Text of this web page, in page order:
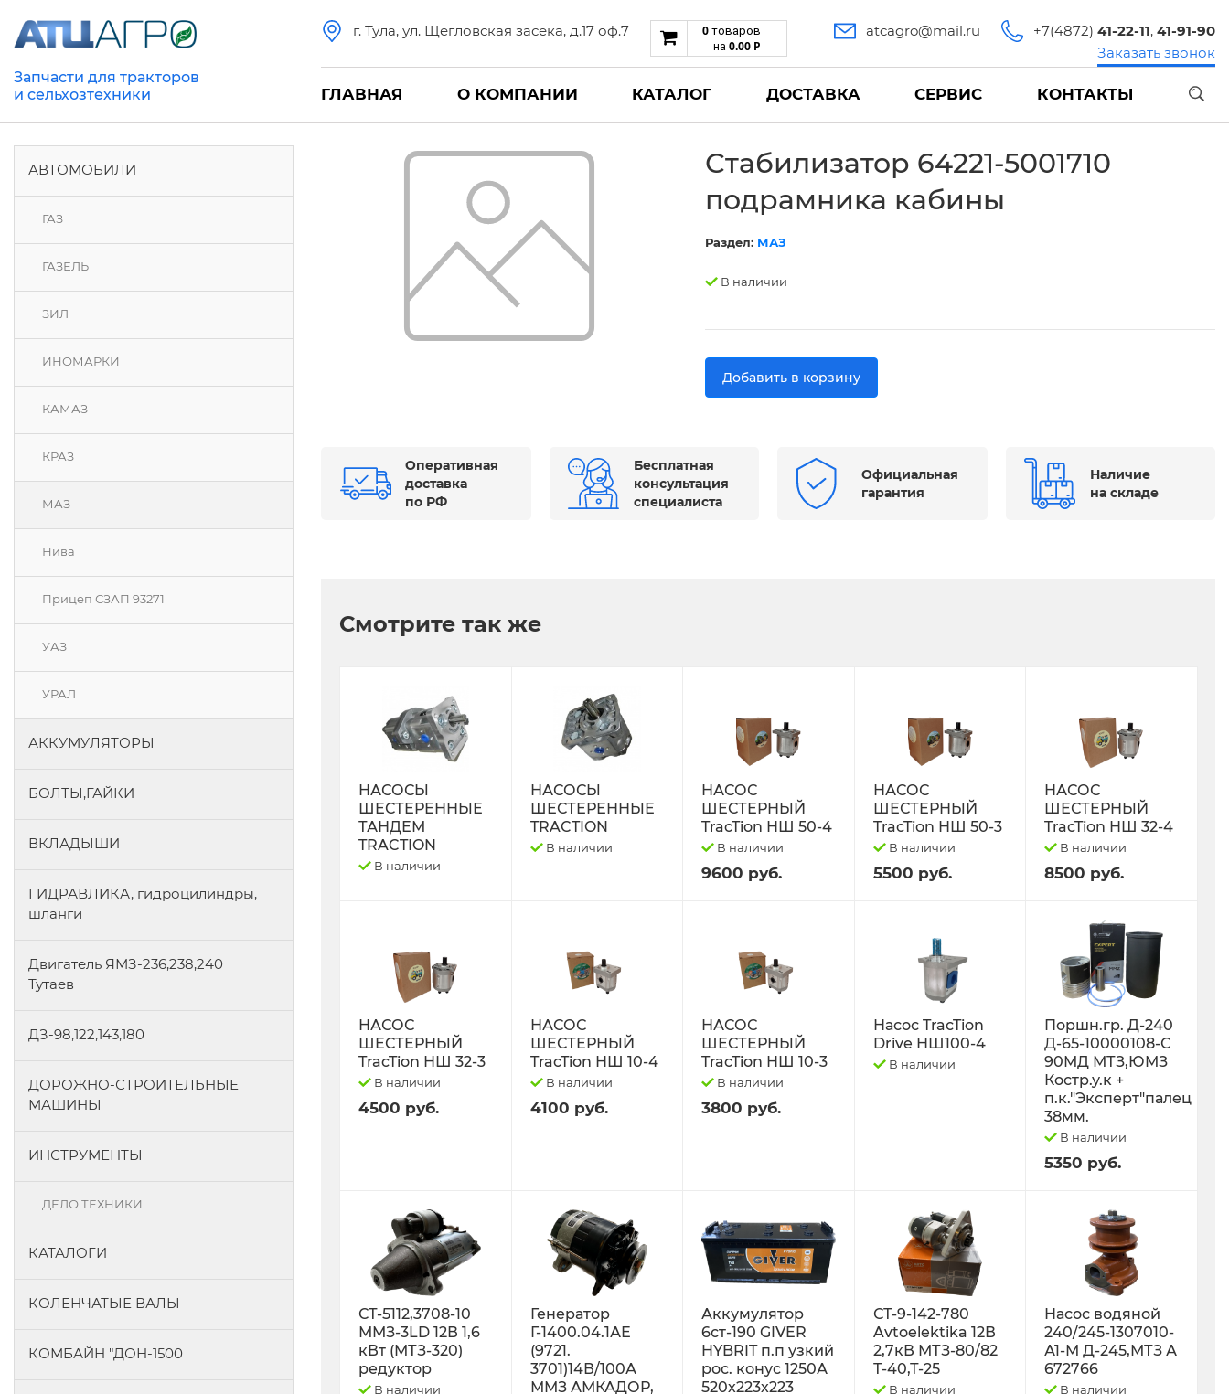
Запчасти для тракторов
и сельхозтехники
г. Тула, ул. Щегловская засека, д.17 оф.7 0 товаров
на 0.00 Р
atcagro@mail.ru +7(4872) 41-22-11, 41-91-90
Заказать звонок
ГЛАВНАЯ О КОМПАНИИ КАТАЛОГ ДОСТАВКА СЕРВИС КОНТАКТЫ
АВТОМОБИЛИ
ГАЗ
ГАЗЕЛЬ
ЗИЛ
ИНОМАРКИ
КАМАЗ
КРАЗ
МАЗ
Нива
Прицеп СЗАП 93271
УАЗ
УРАЛ
АККУМУЛЯТОРЫ
БОЛТЫ,ГАЙКИ
ВКЛАДЫШИ
ГИДРАВЛИКА, гидроцилиндры,
шланги
Двигатель ЯМЗ-236,238,240
Тутаев
ДЗ-98,122,143,180
ДОРОЖНО-СТРОИТЕЛЬНЫЕ
МАШИНЫ
ИНСТРУМЕНТЫ
ДЕЛО ТЕХНИКИ
КАТАЛОГИ
КОЛЕНЧАТЫЕ ВАЛЫ
КОМБАЙН "ДОН-1500
Стабилизатор 64221-5001710
подрамника кабины
Раздел: МАЗ
В наличии
Добавить в корзину
Оперативная
доставка
по РФ
Бесплатная
консультация
специалиста
Официальная
гарантия
Наличие
на складе
Смотрите так же
НАСОСЫ
ШЕСТЕРЕННЫЕ
ТАНДЕМ
TRACTION
В наличии
НАСОСЫ
ШЕСТЕРЕННЫЕ
TRACTION
В наличии
НАСОС
ШЕСТЕРНЫЙ
TracTion НШ 50-4
В наличии
9600 руб.
НАСОС
ШЕСТЕРНЫЙ
TracTion НШ 50-3
В наличии
5500 руб.
НАСОС
ШЕСТЕРНЫЙ
TracTion НШ 32-4
В наличии
8500 руб.
НАСОС
ШЕСТЕРНЫЙ
TracTion НШ 32-3
В наличии
4500 руб.
НАСОС
ШЕСТЕРНЫЙ
TracTion НШ 10-4
В наличии
4100 руб.
НАСОС
ШЕСТЕРНЫЙ
TracTion НШ 10-3
В наличии
3800 руб.
Насос TracTion
Drive НШ100-4
В наличии
Поршн.гр. Д-240
Д-65-10000108-С
90МД МТЗ,ЮМЗ
Костр.у.к +
п.к."Эксперт"палец
38мм.
В наличии
5350 руб.
СТ-5112,3708-10
ММЗ-3LD 12В 1,6
кВт (МТЗ-320)
редуктор
В наличии
Генератор
Г-1400.04.1АЕ
(9721.
3701)14В/100А
ММЗ АМКАДОР,
Аккумулятор
6ст-190 GIVER
HYBRIT п.п узкий
рос. конус 1250А
520х223х223
СТ-9-142-780
Avtoelektika 12В
2,7кВ МТЗ-80/82
Т-40,Т-25
В наличии
Насос водяной
240/245-1307010-
А1-М Д-245,МТЗ А
672766
В наличии